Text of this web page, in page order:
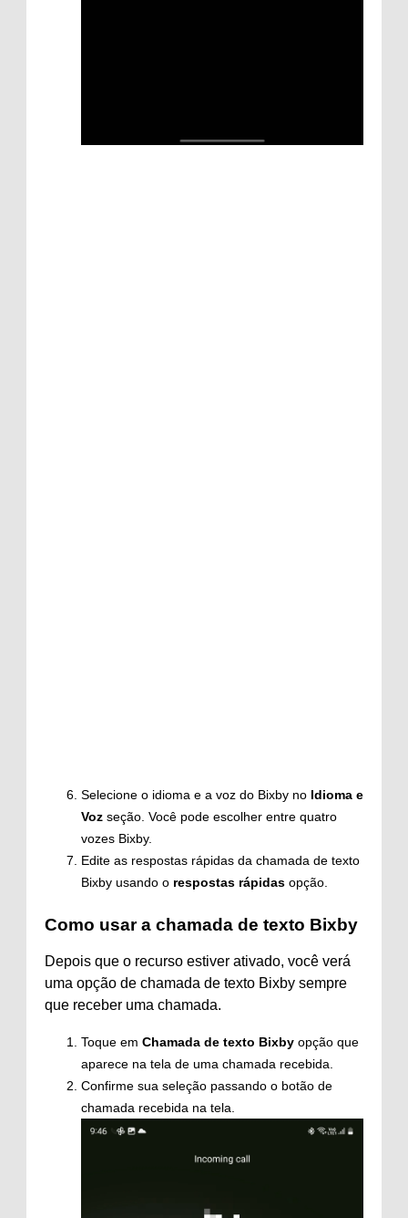
Selecione o idioma e a voz do Bixby no Idioma e
Voz seção. Você pode escolher entre quatro
vozes Bixby.
Edite as respostas rápidas da chamada de texto
Bixby usando o respostas rápidas opção.
Como usar a chamada de texto Bixby
Depois que o recurso estiver ativado, você verá
uma opção de chamada de texto Bixby sempre
que receber uma chamada.
Toque em Chamada de texto Bixby opção que
aparece na tela de uma chamada recebida.
Confirme sua seleção passando o botão de
chamada recebida na tela.